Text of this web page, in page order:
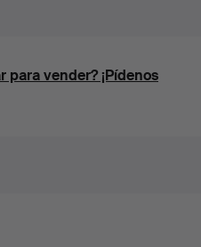
para vender? ¡Pídenos